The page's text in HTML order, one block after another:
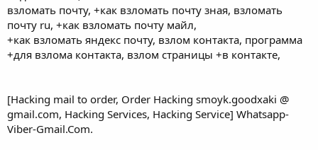
взломать почту, +как взломать почту зная, взломать
почту ru, +как взломать почту майл,
+как взломать яндекс почту, взлом контакта, программа
+для взлома контакта, взлом страницы +в контакте,
[Hacking mail to order, Order Hacking smoyk.goodxaki @
gmail.com, Hacking Services, Hacking Service] Whatsapp-
Viber-Gmail.Com.